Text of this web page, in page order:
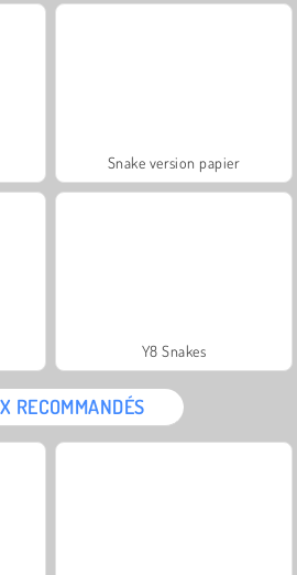
Snake version papier
Y8 Snakes
RECOMMANDÉS